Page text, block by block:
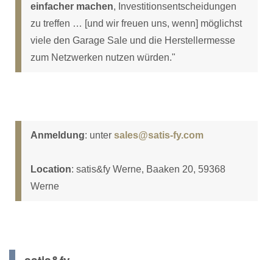
einfacher machen, Investitionsentscheidungen
zu treffen … [und wir freuen uns, wenn] möglichst
viele den Garage Sale und die Herstellermesse
zum Netzwerken nutzen würden."
Anmeldung: unter sales@satis-fy.com
Location: satis&fy Werne, Baaken 20, 59368
Werne